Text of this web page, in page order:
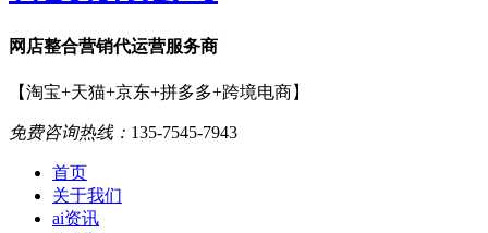
网店整合营销代运营服务商
【淘宝+天猫+京东+拼多多+跨境电商】
免费咨询热线： 135-7545-7943
首页
关于我们
ai资讯